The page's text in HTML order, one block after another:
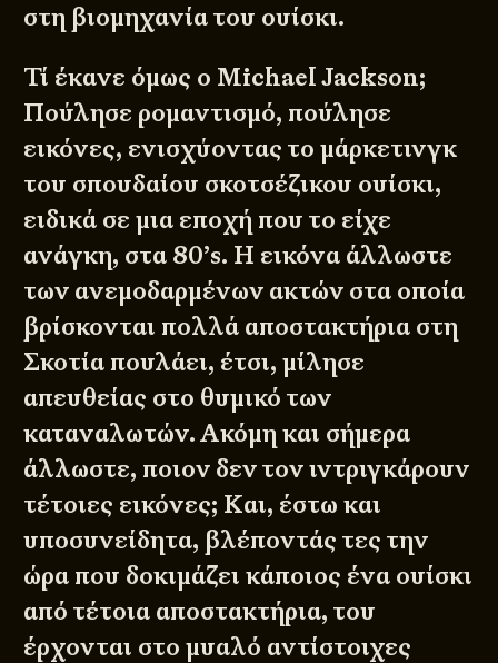
στη βιομηχανία του ουίσκι.
Τί έκανε όμως ο Michael Jackson;
Πούλησε ρομαντισμό, πούλησε
εικόνες, ενισχύοντας το μάρκετινγκ
του σπουδαίου σκοτσέζικου ουίσκι,
ειδικά σε μια εποχή που το είχε
ανάγκη, στα 80’s. Η εικόνα άλλωστε
των ανεμοδαρμένων ακτών στα οποία
βρίσκονται πολλά αποστακτήρια στη
Σκοτία πουλάει, έτσι, μίλησε
απευθείας στο θυμικό των
καταναλωτών. Ακόμη και σήμερα
άλλωστε, ποιον δεν τον ιντριγκάρουν
τέτοιες εικόνες; Και, έστω και
υποσυνείδητα, βλέποντάς τες την
ώρα που δοκιμάζει κάποιος ένα ουίσκι
από τέτοια αποστακτήρια, του
έρχονται στο μυαλό αντίστοιχες